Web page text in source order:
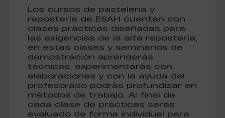
Los cursos de pastelería y
repostería de ESAH cuentan con
clases prácticas diseñadas para
las exigencias de la alta repostería,
en estas clases y seminarios de
demostración aprenderás
técnicas, experimentarás con
elaboraciones y con la ayuda del
profesorado podrás profundizar en
métodos de trabajo. Al final de
cada clase de prácticas serás
evaluado de forma individual para